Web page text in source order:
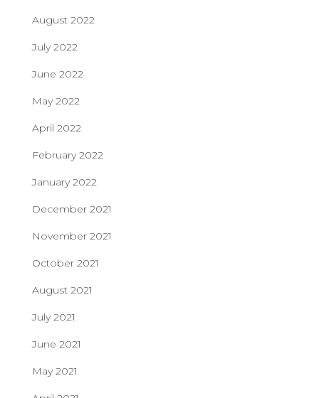
August 2022
July 2022
June 2022
May 2022
April 2022
February 2022
January 2022
December 2021
November 2021
October 2021
August 2021
July 2021
June 2021
May 2021